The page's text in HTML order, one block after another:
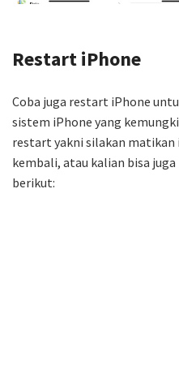
Restart iPhone
Coba juga restart iPhone
sistem iPhone yang
restart yakni silakan matikan
kembali, atau kalian bisa
berikut: